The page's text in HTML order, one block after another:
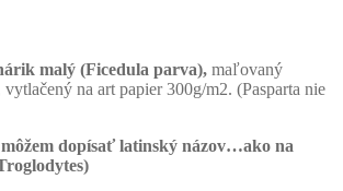
malý (Ficedula parva), maľovaný
na art papier 300g/m2. (Pasparta nie
dopísať latinský názov…ako na